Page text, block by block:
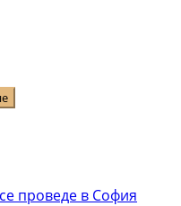
проведе в София